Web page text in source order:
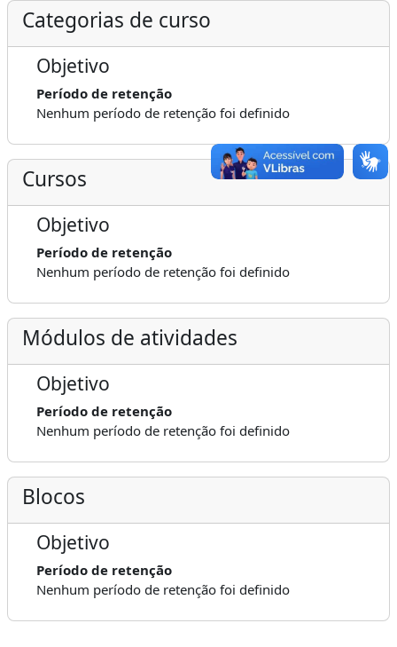
Categorias de curso
Objetivo
Período de retenção
Nenhum período de retenção foi definido
Cursos
Objetivo
Período de retenção
Nenhum período de retenção foi definido
Módulos de atividades
Objetivo
Período de retenção
Nenhum período de retenção foi definido
Blocos
Objetivo
Período de retenção
Nenhum período de retenção foi definido